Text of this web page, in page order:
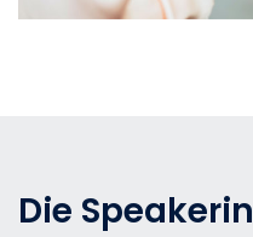
Die Speakerin